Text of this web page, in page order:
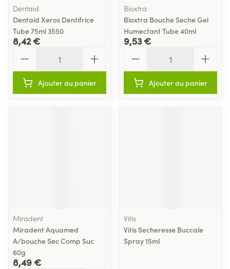
Dentaid
Dentaid Xeros Dentifrice
Tube 75ml 3550
8,42 €
Ajouter au panier
Bioxtra
Bioxtra Bouche Seche Gel
Humectant Tube 40ml
9,53 €
Ajouter au panier
Miradent
Miradent Aquamed
A/bouche Sec Comp Suc
60g
8,49 €
Vitis
Vitis Secheresse Buccale
Spray 15ml